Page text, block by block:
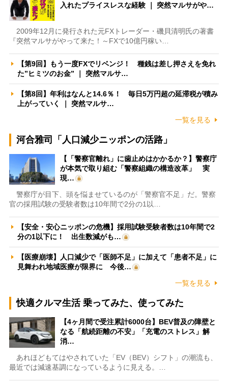
入れたプライスレスな経験 ｜ 突然マルサがや…
2009年12月に発行された元FXトレーダー・磯貝清明氏の著書
『突然マルサがやって来た！～FXで10億円稼い…
【第9回】もう一度FXでリベンジ！ 種銭は差し押さえを免れ
た”ヒミツのお金” ｜ 突然マルサ…
【第8回】年利はなんと14.6％！ 毎日5万円超の延滞税が積み
上がっていく ｜ 突然マルサ…
一覧を見る
河合雅司「人口減少ニッポンの活路」
【「警察官離れ」に歯止めはかかるか？】警察庁
が本気で取り組む「警察組織の構造改革」 実
現…
警察庁が目下、頭を悩ませているのが「警察官不足」だ。警察
官の採用試験の受験者数は10年間で2分の1以…
【安全・安心ニッポンの危機】採用試験受験者数は10年間で2
分の1以下に！ 出生数減がも…
【医療崩壊】人口減少で「医師不足」に加えて「患者不足」に
見舞われ地域医療が限界に 今後…
一覧を見る
快適クルマ生活 乗ってみた、使ってみた
【4ヶ月間で受注累計6000台】BEV普及の障壁と
なる「航続距離の不安」「充電のストレス」解
消…
あれほどもてはやされていた「EV（BEV）シフト」の潮流も、
最近では減速基調になっているように見える。…